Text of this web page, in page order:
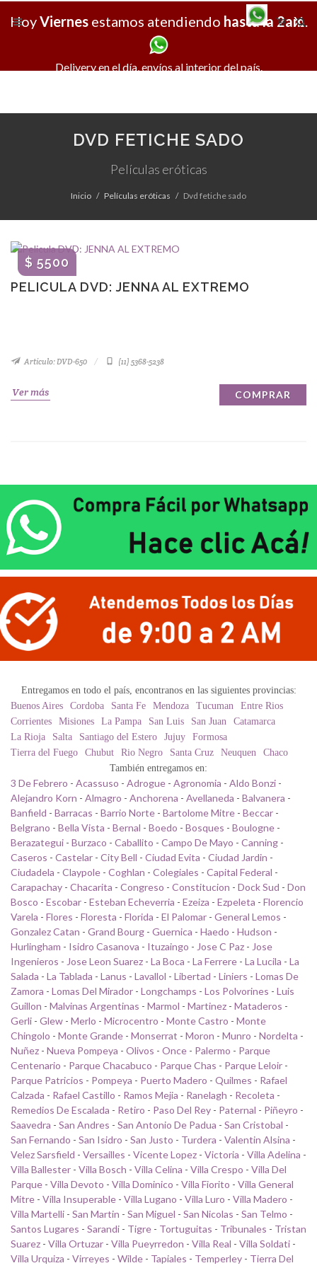
X
HoyViernesestamos atendiendo hasta la 2am.
Delivery en el día, envíos al interior del país.
DVD FETICHE SADO
Películas eróticas
Inicio Películas eróticas Dvd fetiche sado
PELICULA DVD: JENNA AL EXTREMO
$ 5500
Artículo: DVD-650 (11) 5368-5238
Ver más COMPRAR
Entregamos en todo el país, encontranos en las siguientes provincias:
Buenos Aires
Cordoba Santa Fe Mendoza Tucuman
Entre Rios
Corrientes
Misiones La Pampa San Luis San Juan
Catamarca
La Rioja
Salta Santiago del Estero Jujuy
Formosa
Tierra del Fuego
Chubut Rio Negro Santa Cruz Neuquen
Chaco
También entregamos en:
3 De Febrero - Acassuso - Adrogue - Agronomia - Aldo Bonzi -
Alejandro Korn - Almagro - Anchorena - Avellaneda - Balvanera -
Banfield - Barracas - Barrio Norte - Bartolome Mitre - Beccar -
Belgrano - Bella Vista - Bernal - Boedo - Bosques - Boulogne -
Berazategui - Burzaco - Caballito - Campo De Mayo - Canning -
Caseros - Castelar - City Bell - Ciudad Evita - Ciudad Jardin -
Ciudadela - Claypole - Coghlan - Colegiales - Capital Federal -
Carapachay - Chacarita - Congreso - Constitucion - Dock Sud - Don
Bosco - Escobar - Esteban Echeverria - Ezeiza - Ezpeleta - Florencio
Varela - Flores - Floresta - Florida - El Palomar - General Lemos -
Gonzalez Catan - Grand Bourg - Guernica - Haedo - Hudson -
Hurlingham - Isidro Casanova - Ituzaingo - Jose C Paz - Jose
Ingenieros - Jose Leon Suarez - La Boca - La Ferrere - La Lucila - La
Salada - La Tablada - Lanus - Lavallol - Libertad - Liniers - Lomas De
Zamora - Lomas Del Mirador - Longchamps - Los Polvorines - Luis
Guillon - Malvinas Argentinas - Marmol - Martinez - Mataderos -
Gerli - Glew - Merlo - Microcentro - Monte Castro - Monte
Chingolo - Monte Grande - Monserrat - Moron - Munro - Nordelta -
Nuñez - Nueva Pompeya - Olivos - Once - Palermo - Parque
Centenario - Parque Chacabuco - Parque Chas - Parque Leloir -
Parque Patricios - Pompeya - Puerto Madero - Quilmes - Rafael
Calzada - Rafael Castillo - Ramos Mejia - Ranelagh - Recoleta -
Remedios De Escalada - Retiro - Paso Del Rey - Paternal - Piñeyro -
Saavedra - San Andres - San Antonio De Padua - San Cristobal -
San Fernando - San Isidro - San Justo - Turdera - Valentin Alsina -
Velez Sarsfield - Versailles - Vicente Lopez - Victoria - Villa Adelina -
Villa Ballester - Villa Bosch - Villa Celina - Villa Crespo - Villa Del
Parque - Villa Devoto - Villa Dominico - Villa Fiorito - Villa General
Mitre - Villa Insuperable - Villa Lugano - Villa Luro - Villa Madero -
Villa Martelli - San Martin - San Miguel - San Nicolas - San Telmo -
Santos Lugares - Sarandi - Tigre - Tortuguitas - Tribunales - Tristan
Suarez - Villa Ortuzar - Villa Pueyrredon - Villa Real - Villa Soldati -
Villa Urquiza - Virreyes - Wilde - Tapiales - Temperley - Tierra Del